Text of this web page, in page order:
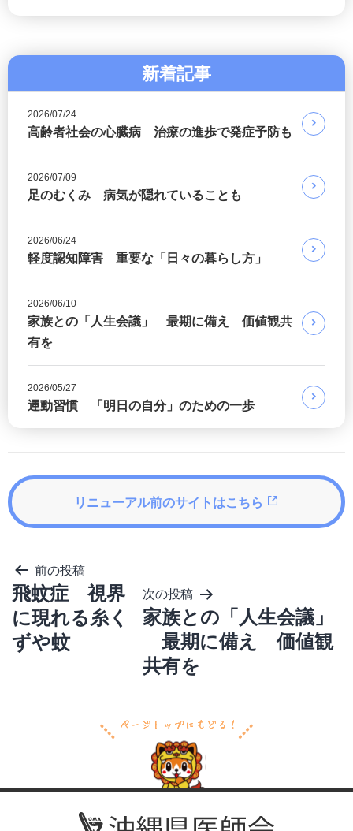
新着記事
2026/07/24
高齢者社会の心臓病 治療の進歩で発症予防も
2026/07/09
足のむくみ 病気が隠れていることも
2026/06/24
軽度認知障害 重要な「日々の暮らし方」
2026/06/10
家族との「人生会議」 最期に備え 価値観共
有を
2026/05/27
運動習慣 「明日の自分」のための一歩
リニューアル前のサイトはこちら
投
稿
ナ
ビ
ゲ
ー
シ
前の投稿
飛蚊症 視界
に現れる糸く
ずや蚊
次の投稿
家族との「人生会議」
最期に備え 価値観
共有を